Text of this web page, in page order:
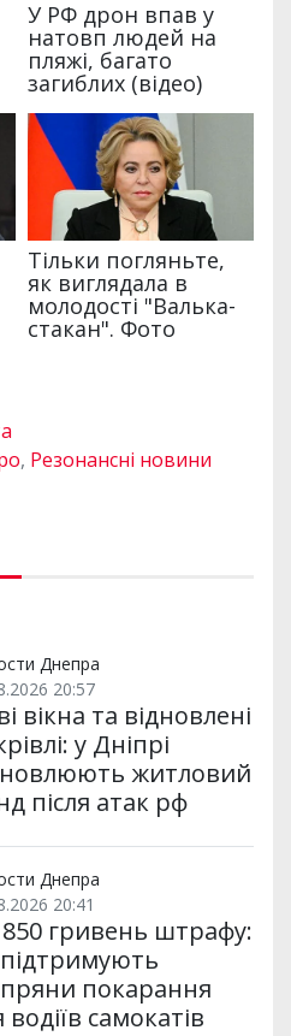
, Резонансні новини
Днепра
20:57
вікна та відновлені
у Дніпрі
житловий
після атак рф
Днепра
20:41
гривень штрафу:
покарання
водіїв самокатів